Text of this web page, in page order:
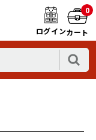
ログイン
0
カート